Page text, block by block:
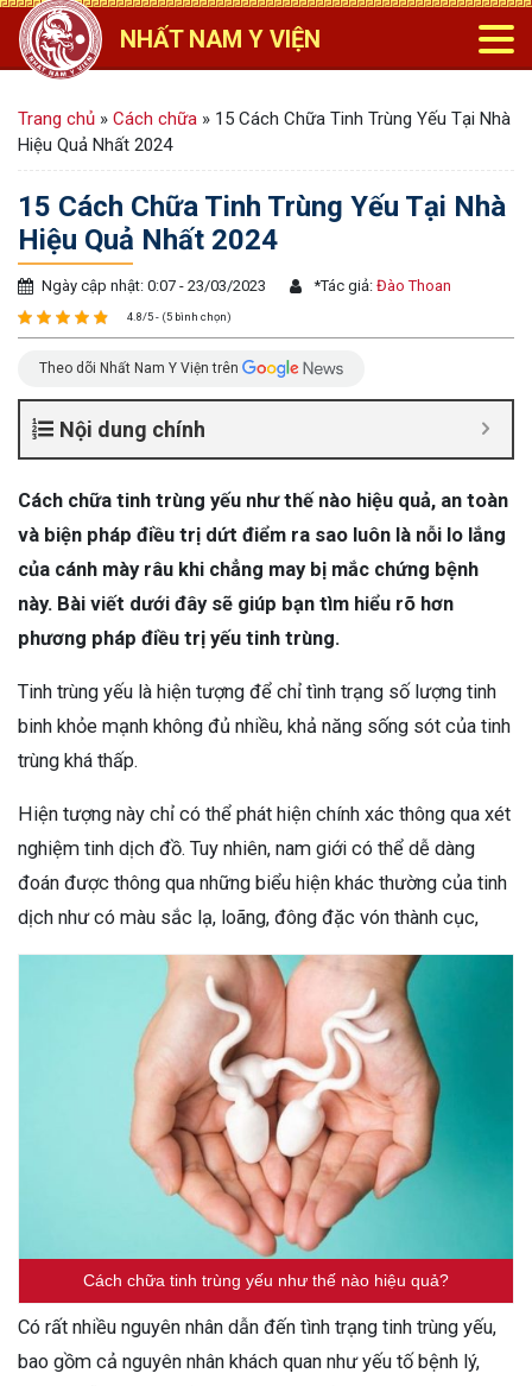
NHẤT NAM Y VIỆN
Trang chủ » Cách chữa » 15 Cách Chữa Tinh Trùng Yếu Tại Nhà
Hiệu Quả Nhất 2024
15 Cách Chữa Tinh Trùng Yếu Tại Nhà
Hiệu Quả Nhất 2024
Ngày cập nhật: 0:07 - 23/03/2023 *Tác giả: Đào Thoan
4.8/5 - (5 bình chọn)
Theo dõi Nhất Nam Y Viện trên
Nội dung chính
Cách chữa tinh trùng yếu như thế nào hiệu quả, an toàn
và biện pháp điều trị dứt điểm ra sao luôn là nỗi lo lắng
của cánh mày râu khi chẳng may bị mắc chứng bệnh
này. Bài viết dưới đây sẽ giúp bạn tìm hiểu rõ hơn
phương pháp điều trị yếu tinh trùng.
Tinh trùng yếu là hiện tượng để chỉ tình trạng số lượng tinh
binh khỏe mạnh không đủ nhiều, khả năng sống sót của tinh
trùng khá thấp.
Hiện tượng này chỉ có thể phát hiện chính xác thông qua xét
nghiệm tinh dịch đồ. Tuy nhiên, nam giới có thể dễ dàng
đoán được thông qua những biểu hiện khác thường của tinh
dịch như có màu sắc lạ, loãng, đông đặc vón thành cục,
Cách chữa tinh trùng yếu như thế nào hiệu quả?
Có rất nhiều nguyên nhân dẫn đến tình trạng tinh trùng yếu,
bao gồm cả nguyên nhân khách quan như yếu tố bệnh lý,